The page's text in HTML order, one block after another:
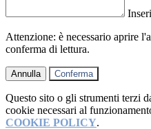
Attenzione: è necessario aprire
conferma di lettura.
Annulla Conferma
Questo sito o gli strumenti terzi
cookie necessari al
COOKIE POLICY.